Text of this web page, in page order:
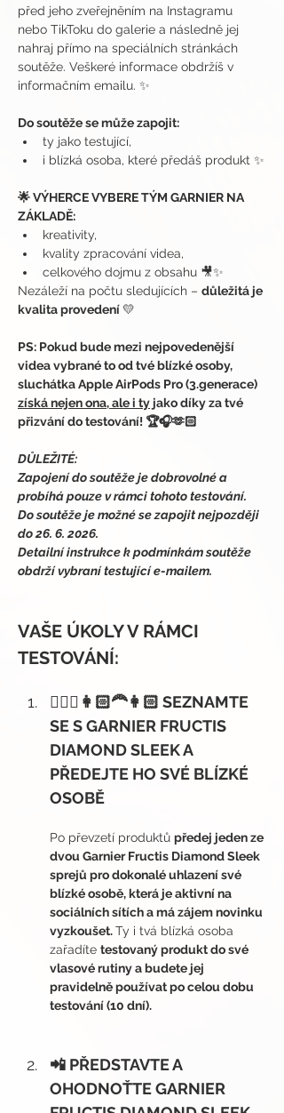
před jeho zveřejněním na Instagramu
nebo TikToku do galerie a následně jej
nahraj přímo na speciálních stránkách
soutěže. Veškeré informace obdržíš v
informačním emailu. ✨
Do soutěže se může zapojit:
ty jako testující,
i blízká osoba, které předáš produkt ✨
🌟 VÝHERCE VYBERE TÝM GARNIER NA
ZÁKLADĚ:
kreativity,
kvality zpracování videa,
celkového dojmu z obsahu 🎥✨
Nezáleží na počtu sledujících – důležitá je
kvalita provedení 💛
PS: Pokud bude mezi nejpovedenější
videa vybrané to od tvé blízké osoby,
sluchátka Apple AirPods Pro (3.generace)
získá nejen ona, ale i ty jako díky za tvé
přizvání do testování! 🏆🎧🫶🏻
DŮLEŽITÉ:
Zapojení do soutěže je dobrovolné a
probíhá pouze v rámci tohoto testování.
Do soutěže je možné se zapojit nejpozději
do 26. 6. 2026.
Detailní instrukce k podmínkám soutěže
obdrží vybraní testující e-mailem.
VAŠE ÚKOLY V RÁMCI
TESTOVÁNÍ:
👱🏻‍♀️ 👩🏻‍🦰👩🏻 SEZNAMTE
SE S GARNIER FRUCTIS
DIAMOND SLEEK A
PŘEDEJTE HO SVÉ BLÍZKÉ
OSOBĚ
Po převzetí produktů předej jeden ze
dvou Garnier Fructis Diamond Sleek
sprejů pro dokonalé uhlazení své
blízké osobě, která je aktivní na
sociálních sítích a má zájem novinku
vyzkoušet. Ty i tvá blízká osoba
zařadíte testovaný produkt do své
vlasové rutiny a budete jej
pravidelně používat po celou dobu
testování (10 dní).
📲 PŘEDSTAVTE A
OHODNOŤTE GARNIER